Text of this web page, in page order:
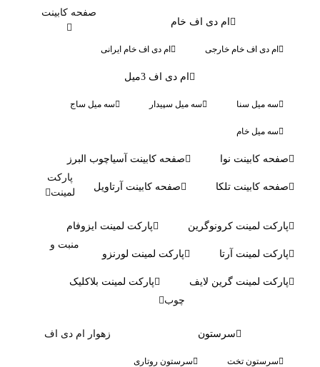
ام دی اف خام
ام دی اف خام خارجی ام دی اف خام ایرانی
ام دی اف 3میل
سه میل سنا سه میل سپیدار سه میل ساج
سه میل خام
صفحه کابینت
صفحه کابینت نوا صفحه کابینت آسیاچوب البرز
صفحه کابینت تلکا صفحه کابینت آرتاویل
پارکت
لمینت
پارکت لمینت کرونوگرین پارکت لمینت ایزوفام
پارکت لمینت آرتا پارکت لمینت لورنزو
پارکت لمینت گرین لایف پارکت لمینت بلاکلیک
منبت و
چوب
سرستون
سرستون تخت سرستون روتاری
زهوار ام دی اف